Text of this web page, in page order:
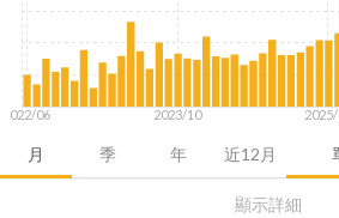
顯示詳細
月 季 年 近12月
2022/06 2023/10